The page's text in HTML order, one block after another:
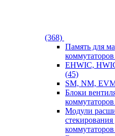
(368)
Память для
коммутаторов
EHWIC,
(45)
SM, NM,
Блоки
коммутаторов
Модули
коммутаторов